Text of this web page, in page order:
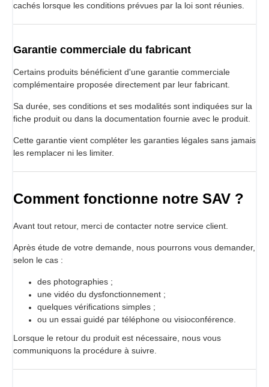
cachés lorsque les conditions prévues par la loi sont réunies.
Garantie commerciale du fabricant
Certains produits bénéficient d'une garantie commerciale
complémentaire proposée directement par leur fabricant.
Sa durée, ses conditions et ses modalités sont indiquées sur la
fiche produit ou dans la documentation fournie avec le produit.
Cette garantie vient compléter les garanties légales sans jamais
les remplacer ni les limiter.
Comment fonctionne notre SAV ?
Avant tout retour, merci de contacter notre service client.
Après étude de votre demande, nous pourrons vous demander,
selon le cas :
des photographies ;
une vidéo du dysfonctionnement ;
quelques vérifications simples ;
ou un essai guidé par téléphone ou visioconférence.
Lorsque le retour du produit est nécessaire, nous vous
communiquons la procédure à suivre.